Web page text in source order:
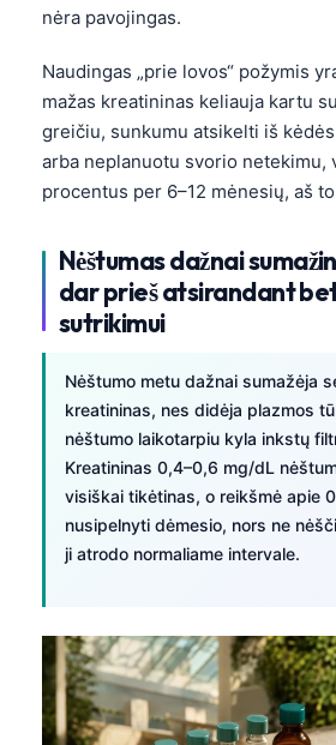
nėra pavojingas.
Naudingas „prie lovos“ požymis
mažas kreatininas keliauja kartu
greičiu, sunkumu atsikelti iš
arba neplanuotu svorio netekimu,
procentus per 6–12 mėnesių, aš
Nėštumas dažnai
dar prieš atsirandant
sutrikimui
Nėštumo metu dažnai sumažėja
kreatininas, nes didėja plazmos
nėštumo laikotarpiu kyla inkstų
Kreatininas 0,4–0,6 mg/dL
visiškai tikėtinas, o reikšmė apie
nusipelnyti dėmesio, nors ne
ji atrodo normaliame intervale.